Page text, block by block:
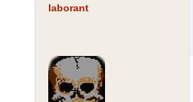
laborant